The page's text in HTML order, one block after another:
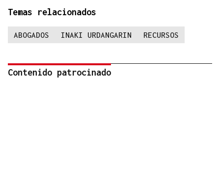
Temas relacionados
ABOGADOS INAKI URDANGARIN RECURSOS
Contenido patrocinado